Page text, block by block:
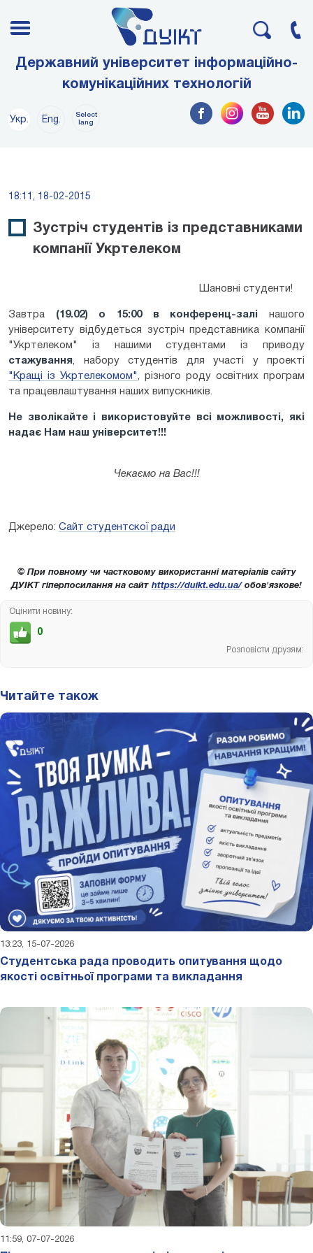
Державний університет інформаційно-
комунікаційних технологій
Укр. Eng.
Select
lang
18:11, 18-02-2015
Зустріч студентів із представниками
компанії Укртелеком
Шановні студенти!
Завтра (19.02) о 15:00в конференц-залі нашого
університету відбудеться зустріч представника компанії
"Укртелеком" із нашими студентами із приводу
стажування , набору студентів для участі у проекті
"Кращі із Укртелекомом"
, різного роду освітних програм
та працевлаштування наших випускників.
Не зволікайте і використовуйте всі можливості, які
надає Нам наш університет!!!
Чекаємо на Вас!!!
Джерело: Сайт студентскої ради
© При повному чи частковому використанні матеріалів сайту
ДУІКТ гіперпосилання на сайт https://duikt.edu.ua/обов'язкове!
Оцінити новину:
0
Розповісти друзям:
Читайте також
13:23, 15-07-2026
Студентська рада проводить опитування щодо
якості освітньої програми та викладання
11:59, 07-07-2026